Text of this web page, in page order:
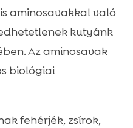
aminosavakkal való
kutyánk
Az aminosavak
biológiai
fehérjék, zsírok,